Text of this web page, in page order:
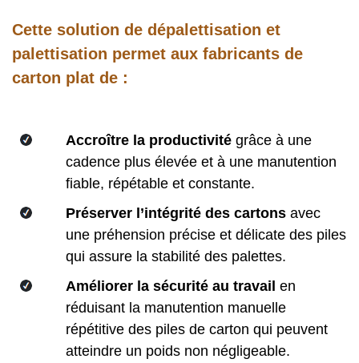
Cette solution de dépalettisation et
palettisation permet aux fabricants de
carton plat de :
Accroître la productivité grâce à une
cadence plus élevée et à une manutention
fiable, répétable et constante.
Préserver l’intégrité des cartons avec
une préhension précise et délicate des piles
qui assure la stabilité des palettes.
Améliorer la sécurité au travail en
réduisant la manutention manuelle
répétitive des piles de carton qui peuvent
atteindre un poids non négligeable.